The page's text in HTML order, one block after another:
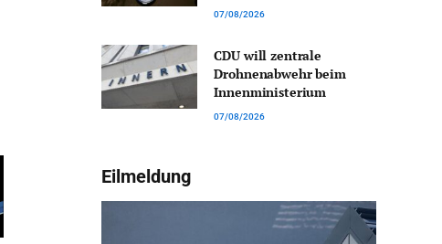
07/08/2026
CDU will zentrale
Drohnenabwehr beim
Innenministerium
07/08/2026
Eilmeldung